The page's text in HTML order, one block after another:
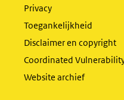
Privacy
Toegankelijkheid
Disclaimer en copyright
Coordinated
Website archief